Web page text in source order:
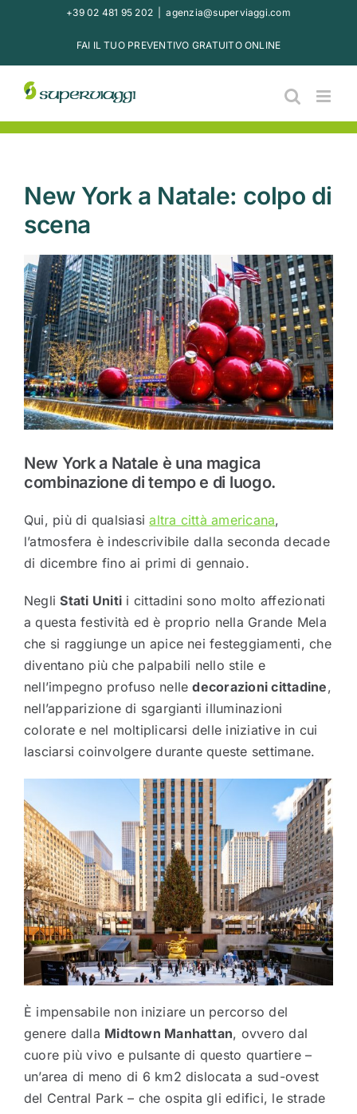
+39 02 481 95 202 agenzia@superviaggi.com
FAI IL TUO PREVENTIVO GRATUITO ONLINE
New York a Natale: colpo di
scena
Ingrandisci
immagine
New York a Natale è una magica
combinazione di tempo e di luogo.
Qui, più di qualsiasialtra città americana,
l’atmosfera è indescrivibile dalla seconda decade
di dicembre fino ai primi di gennaio.
NegliStati Uniti i cittadini sono molto affezionati
a questa festività ed è proprio nella Grande Mela
che si raggiunge un apice nei festeggiamenti, che
diventano più che palpabili nello stile e
nell’impegno profuso nelledecorazioni cittadine,
nell’apparizione di sgargianti illuminazioni
colorate e nel moltiplicarsi delle iniziative in cui
lasciarsi coinvolgere durante queste settimane.
È impensabile non iniziare un percorso del
genere dalla Midtown Manhattan, ovvero dal
cuore più vivo e pulsante di questo quartiere –
un’area di meno di 6 km2 dislocata a sud-ovest
del Central Park – che ospita gli edifici, le strade